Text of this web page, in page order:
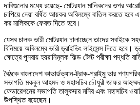
দাবিগুলোর মধ্যে রয়েছে- মোটরযান মালিকদের ওপর
চাপিয়ে দেয়া বর্ধিত আয়কর অবিলম্বে বাতিল করতে হবে
কর মালিককে ফেরত দিতে হবে।
যেসব চালক ভারী মোটরযান চালাচ্ছেন তাদের সবাইকে
বিনিময়ে অবিলম্বে ভারী ড্রাইভিং লাইসেন্স দিতে হবে।
ক্ষেত্রে পুনরায় হয়রানিমূলক ফিল্ড টেস্ট পরীক্ষা পদ্ধতি
বৈঠকে বাংলাদেশ কাভার্ডভ্যান-ট্রাক-প্রাইমু ভার
সভাপতি মকবুল আহমদ ও মহাসচিব চৌধুরী জাফর আহম্মদ,
ফেডারেশনের সভাপতি তালুকদার মনির এবং মহাসচিব
উপস্থিত রয়েছেন।